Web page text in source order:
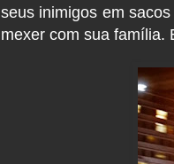
seus inimigos em
mexer com sua família.